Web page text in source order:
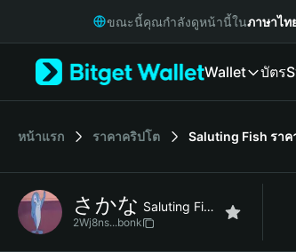
Русский
Italiano
简体中文
繁體中文
ขณะนี้คุณกำลังดูหน้านี้ในภาษาไท
Wallet บัตร
หน้าแรก ราคาคริปโต Saluting Fish ราค
さかな Saluting Fish
2Wj8ns...bonk